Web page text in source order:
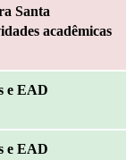
Santa
acadêmicas
e EAD
e EAD